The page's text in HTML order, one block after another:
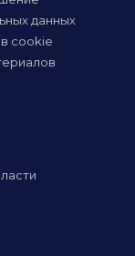
данных
cookie